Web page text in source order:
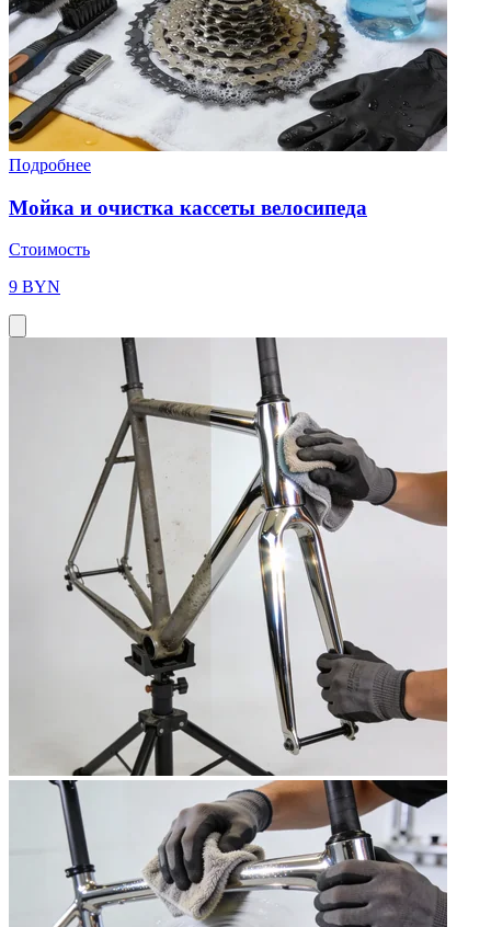
Подробнее
Мойка и очистка кассеты велосипеда
Стоимость
9 BYN